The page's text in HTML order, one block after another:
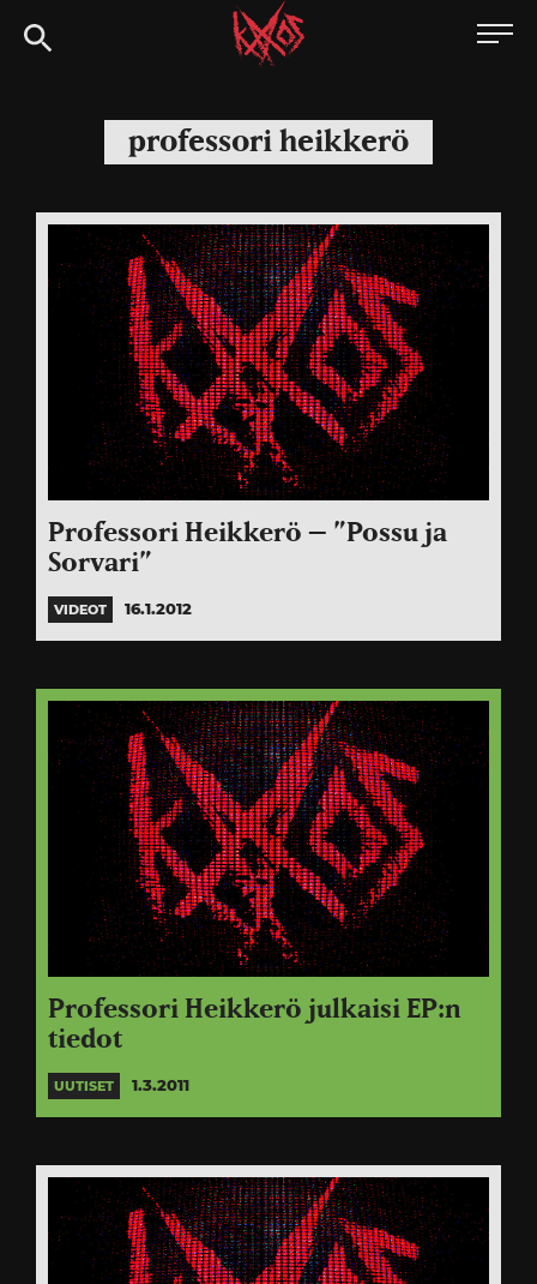
Siirry
suoraan
Kaaoszine
professori heikkerö
Professori Heikkerö – ”Possu ja
Sorvari”
VIDEOT 16.1.2012
Professori Heikkerö julkaisi EP:n
tiedot
UUTISET 1.3.2011